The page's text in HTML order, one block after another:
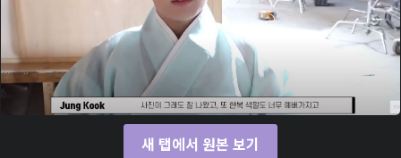
새 탭에서 원본 보기